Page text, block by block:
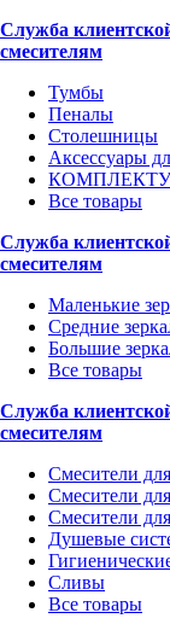
Служба
смесителям
Тумбы
Пеналы
Столешницы
Аксессуары
Все товары
Служба
смесителям
Маленькие
Средние
Большие
Все товары
Служба
смесителям
Смесители
Смесители
Смесители
Душевые
Сливы
Все товары